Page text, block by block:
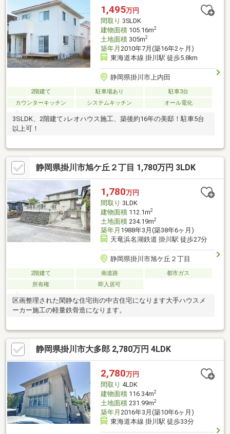
1,495万円
間取り 3SLDK
建物面積105.16m2
土地面積305m2
築年月 2010年7月(築16年2ヶ月)
東海道本線 掛川駅 徒歩5.8km
静岡県掛川市上内田
2階建て 駐車場あり
駐車3台
カウンターキッチン
システムキッチン オール電化
3SLDK、2階建て♪レオハウス施工、築後約16年の美邸！駐車5台
以上可！
静岡県掛川市旭ケ丘２丁目 1,780万円 3LDK
1,780万円
間取り 3LDK
建物面積112.1m2
土地面積234.19m2
築年月 1988年3月(築38年6ヶ月)
天竜浜名湖鉄道 掛川駅 徒歩27分
静岡県掛川市旭ケ丘２丁目
2階建て 南道路
都市ガス
所有権
即入居可
区画整理された閑静な住宅街の中古住宅になります大手ハウスメ
ーカー施工の軽量鉄骨造になります。
静岡県掛川市大多郎 2,780万円 4LDK
2,780万円
間取り 4LDK
建物面積116.34m2
土地面積231.99m2
築年月 2016年3月(築10年6ヶ月)
東海道本線 掛川駅 徒歩33分